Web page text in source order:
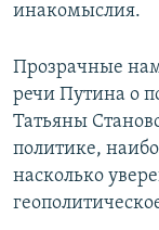
инакомыслия.
Прозрачные
речи Путина о
Татьяны
политике,
насколько